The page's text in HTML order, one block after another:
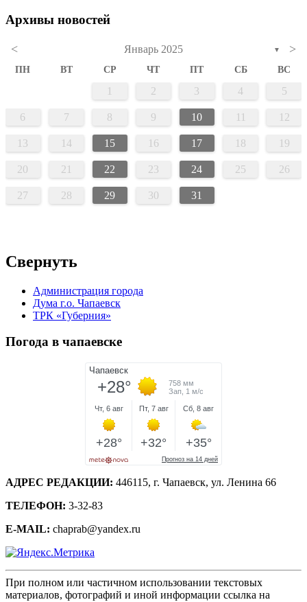
Архивы новостей
< Январь 2025 ▼ >
ПН ВТ СР ЧТ ПТ СБ ВС
1 2 3 4 5
6 7 8 9 10 11 12
13 14 15 16 17 18 19
20 21 22 23 24 25 26
27 28 29 30 31
Свернуть
Администрация города
Дума г.о. Чапаевск
ТРК «Губерния»
Погода в чапаевске
АДРЕС РЕДАКЦИИ: 446115, г. Чапаевск, ул. Ленина 66
ТЕЛЕФОН: 3-32-83
E-MAIL: chaprab@yandex.ru
При полном или частичном использовании текстовых
материалов, фотографий и иной информации ссылка на